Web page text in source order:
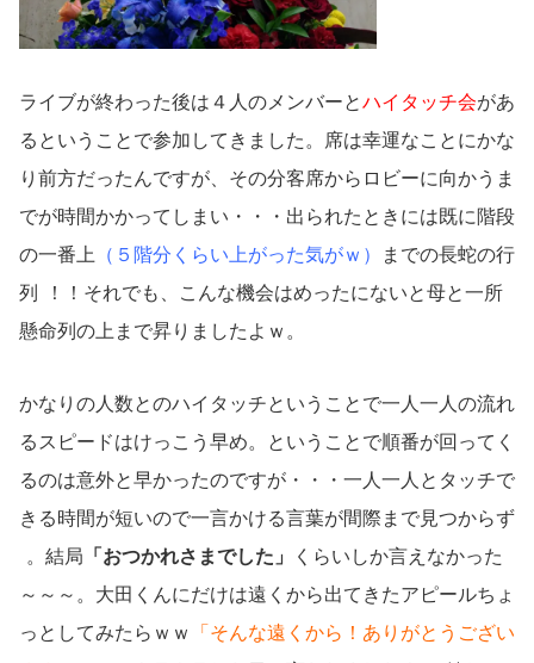
ライブが終わった後は４人のメンバーとハイタッチ会があ
るということで参加してきました。席は幸運なことにかな
り前方だったんですが、その分客席からロビーに向かうま
でが時間かかってしまい・・・出られたときには既に階段
の一番上
（５階分くらい上がった気がｗ）
までの長蛇の行
列
！！それでも、こんな機会はめったにないと母と一所
懸命列の上まで昇りましたよｗ。
かなりの人数とのハイタッチということで一人一人の流れ
るスピードはけっこう早め。ということで順番が回ってく
るのは意外と早かったのですが・・・一人一人とタッチで
きる時間が短いので一言かける言葉が間際まで見つからず
。結局 「おつかれさまでした」
くらいしか言えなかった
～～～。大田くんにだけは遠くから出てきたアピールちょ
っとしてみたらｗｗ
「そんな遠くから！ありがとうござい